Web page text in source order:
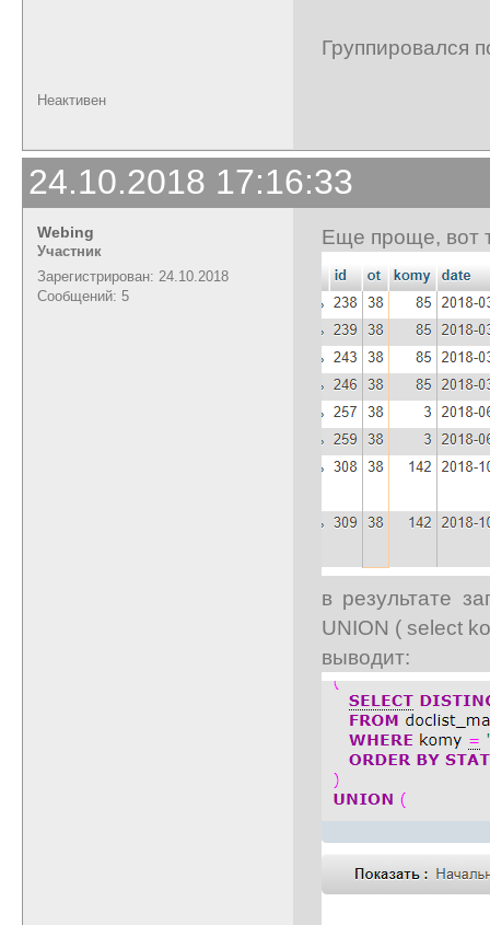
Группировался
Неактивен
24.10.2018 17:16:33
Webing
Участник
Зарегистрирован: 24.10.2018
Сообщений: 5
Еще проще, вот
в результате
UNION ( select
выводит: